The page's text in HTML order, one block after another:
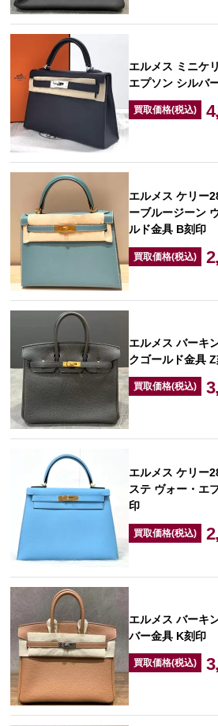
エルメス ミニケ
エプソン シルバ
買取価格(税込)
エルメス ケリー
ーブルージーン
ルド金具 B刻印
買取価格(税込)
エルメス バーキ
クゴールド金具
買取価格(税込)
エルメス ケリー
ステ ヴォー・エ
印
買取価格(税込)
エルメス バーキ
バー金具 K刻印
買取価格(税込)